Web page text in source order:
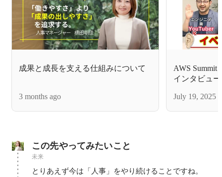
成果と成長を支える仕組みについて
3 months ago
AWS Summit
インタビュ
July 19, 2025
この先やってみたいこと
未来
とりあえず今は「人事」をやり続けることですね。